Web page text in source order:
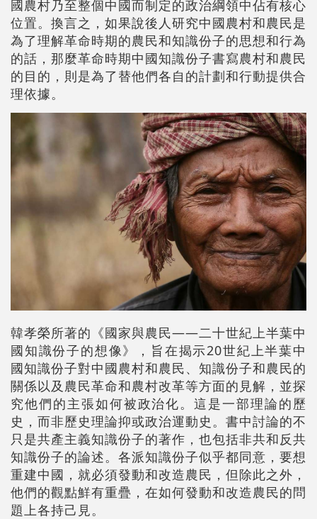
國農村乃至整個中國而制定的政治綱領中佔有核心
位置。換言之，如果說後人研究中國農村和農民是
為了理解革命時期的農民和知識份子的思想和行為
的話，那麼革命時期中國知識份子書寫農村和農民
的目的，則是為了替他們各自的計劃和行動提供合
理依據。
韓孝榮所著的《國家與農民——二十世紀上半葉中
國知識份子的想像》，旨在揭示20世紀上半葉中
國知識份子對中國農村和農民、知識份子和農民的
關係以及農民革命和農村改革等方面的見解，並探
究他們的主張如何被政治化。這是一部理論的歷
史，而非歷史理論抑或政治運動史。書中討論的不
只是共產主義知識份子的著作，也包括非共和反共
知識份子的論述。各派知識份子似乎都同意，要想
重建中國，就必須發動和改造農民，但除此之外，
他們的觀點鮮有重疊，在如何發動和改造農民的問
題上各持己見。